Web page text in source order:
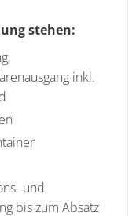
stehen:
inkl.
und
bis zum Absatz